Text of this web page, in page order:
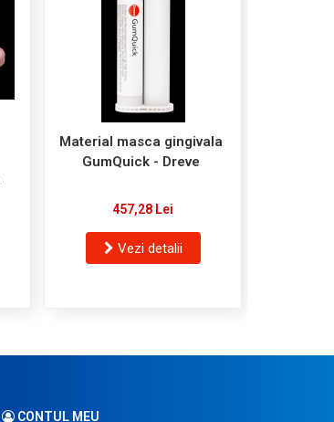
Material masca gingivala
GumQuick - Dreve
457,28 Lei
Vezi detalii
CONTUL MEU